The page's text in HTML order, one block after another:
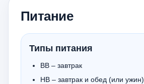
Питание
Типы питания
BB – завтрак
HB – завтрак и обед (или ужин)